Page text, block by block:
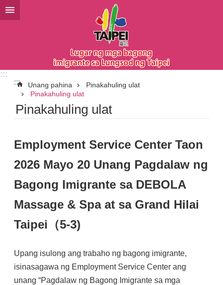
Lumaktaw sa pangunahing bloke ng nilalaman
:::
:::
Unang pahina
Pinakahuling ulat
Pinakahuling ulat
Pinakahuling ulat
Employment Service Center Taon
2026 Mayo 20 Unang Pagdalaw ng
Bagong Imigrante sa DEBOLA
Massage & Spa at sa Grand Hilai
Taipei（5-3)
Upang isulong ang trabaho ng bagong imigrante,
isinasagawa ng Employment Service Center ang
unang “Pagdalaw ng Bagong Imigrante sa mga